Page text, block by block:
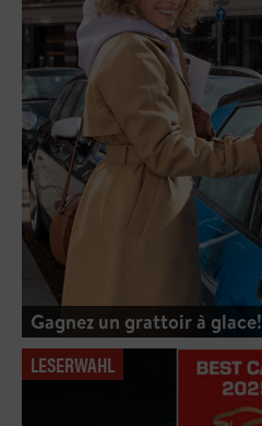
Gagnez un grattoir à glace!
LESERWAHL